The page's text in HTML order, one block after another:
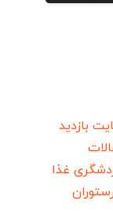
بازدید
غذا